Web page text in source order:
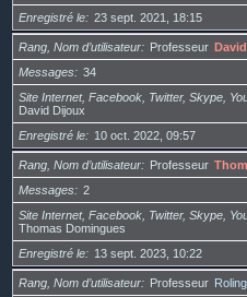
Enregistré le
23 sept. 2021, 18:15
Rang, Nom d’utilisateur Professeur
Messages
34
Site Internet, Facebook, Twitter, Skype,
David Dijoux
Enregistré le
10 oct. 2022, 09:57
Rang, Nom d’utilisateur Professeur
Messages
2
Site Internet, Facebook, Twitter, Skype,
Thomas Domingues
Enregistré le
13 sept. 2023, 10:22
Rang, Nom d’utilisateur Professeur